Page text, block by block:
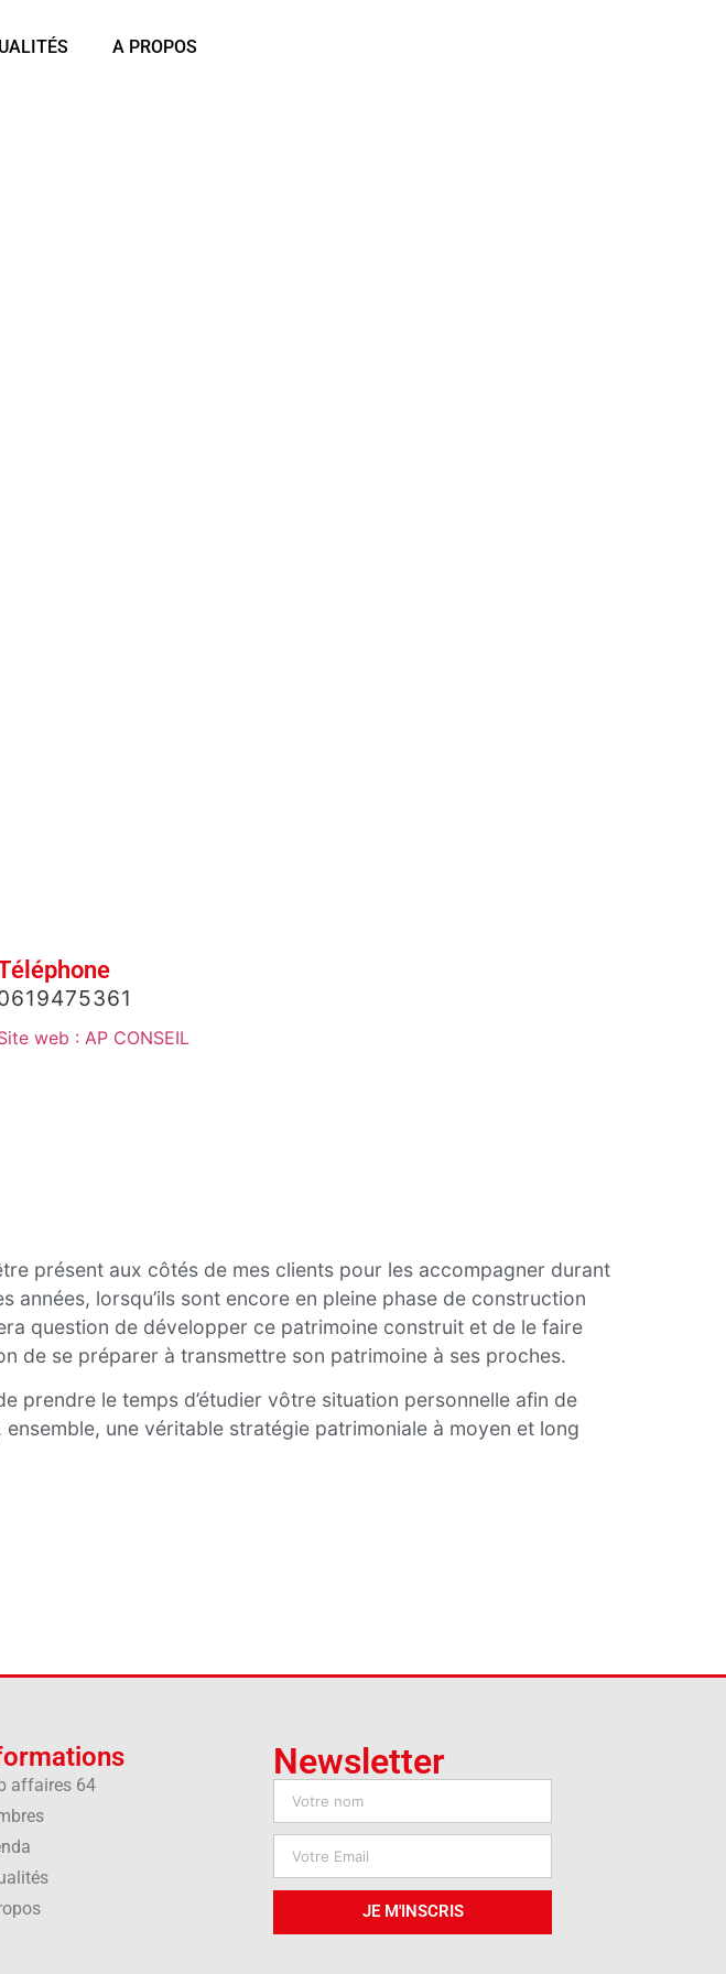
A PROPOS
web : AP CONSEIL
présent aux côtés de mes clients pour les accompagner durant
lorsqu’ils sont encore en pleine phase de construction
question de développer ce patrimoine construit et de le faire
de se préparer à transmettre son patrimoine à ses proches.
prendre le temps d’étudier vôtre situation personnelle afin de
une véritable stratégie patrimoniale à moyen et long
affaires 64
Newsletter
JE M'INSCRIS